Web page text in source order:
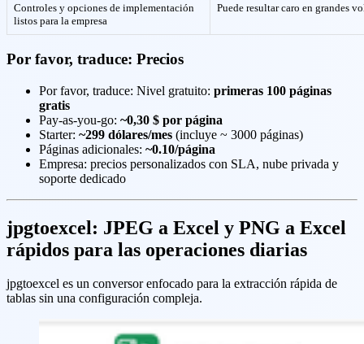
Controles y opciones de implementación
listos para la empresa
Puede resultar caro en grandes
Por favor, traduce: Precios
Por favor, traduce: Nivel gratuito: primeras 100 páginas
gratis
Pay-as-you-go: ~0,30 $ por página
Starter: ~299 dólares/mes (incluye ~ 3000 páginas)
Páginas adicionales: ~0.10/página
Empresa: precios personalizados con SLA, nube privada y
soporte dedicado
jpgtoexcel: JPEG a Excel y PNG a Excel
rápidos para las operaciones diarias
jpgtoexcel es un conversor enfocado para la extracción rápida de
tablas sin una configuración compleja.